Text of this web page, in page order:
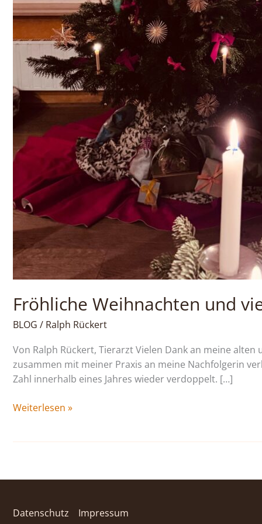
Fröhliche Weihnachten und
BLOG / Ralph Rückert
Von Ralph Rückert, Tierarzt Vielen Dank an meine
zusammen mit meiner Praxis an meine Nachfolgerin
Zahl innerhalb eines Jahres wieder verdoppelt. […]
Weiterlesen »
Datenschutz Impressum